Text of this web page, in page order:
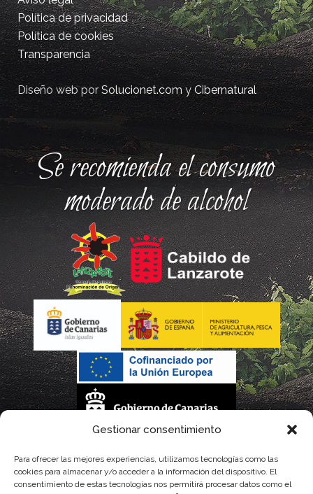
Gestionar consentimiento
Para ofrecer las mejores experiencias, utilizamos tecnologías como las
cookies para almacenar y/o acceder a la información del dispositivo. El
consentimiento de estas tecnologías nos permitirá procesar datos como el
Política de privacidad
Política de cookies
Transparencia
Diseño web porSolucionet.comyCibernatural
Se recomienda el consumo
moderado de alcohol
parcialmente, por el Gobierno de Canarias